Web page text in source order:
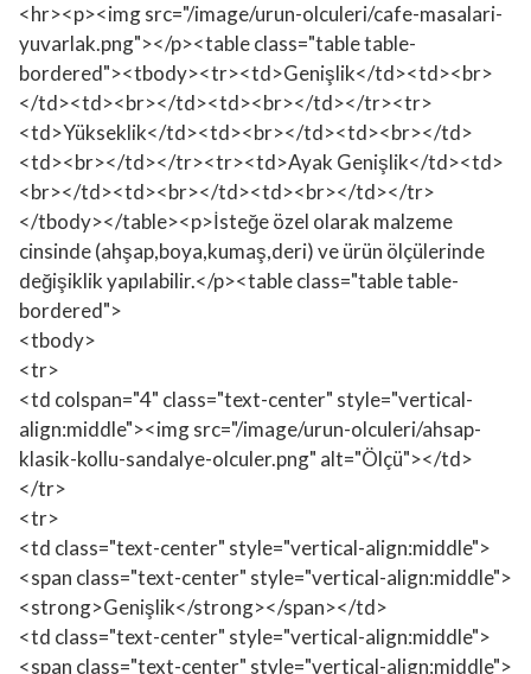
<hr><p><img src="/image/urun-olculeri/cafe-masalari-
yuvarlak.png"></p><table class="table table-
bordered"><tbody><tr><td>Genişlik</td><td><br>
</td><td><br></td><td><br></td></tr><tr>
<td>Yükseklik</td><td><br></td><td><br></td>
<td><br></td></tr><tr><td>Ayak Genişlik</td><td>
<br></td><td><br></td><td><br></td></tr>
</tbody></table><p>İsteğe özel olarak malzeme
cinsinde (ahşap,boya,kumaş,deri) ve ürün ölçülerinde
değişiklik yapılabilir.</p><table class="table table-
bordered">
<tbody>
<tr>
<td colspan="4" class="text-center" style="vertical-
align:middle"><img src="/image/urun-olculeri/ahsap-
klasik-kollu-sandalye-olculer.png" alt="Ölçü"></td>
</tr>
<tr>
<td class="text-center" style="vertical-align:middle">
<span class="text-center" style="vertical-align:middle">
<strong>Genişlik</strong></span></td>
<td class="text-center" style="vertical-align:middle">
<span class="text-center" style="vertical-align:middle">